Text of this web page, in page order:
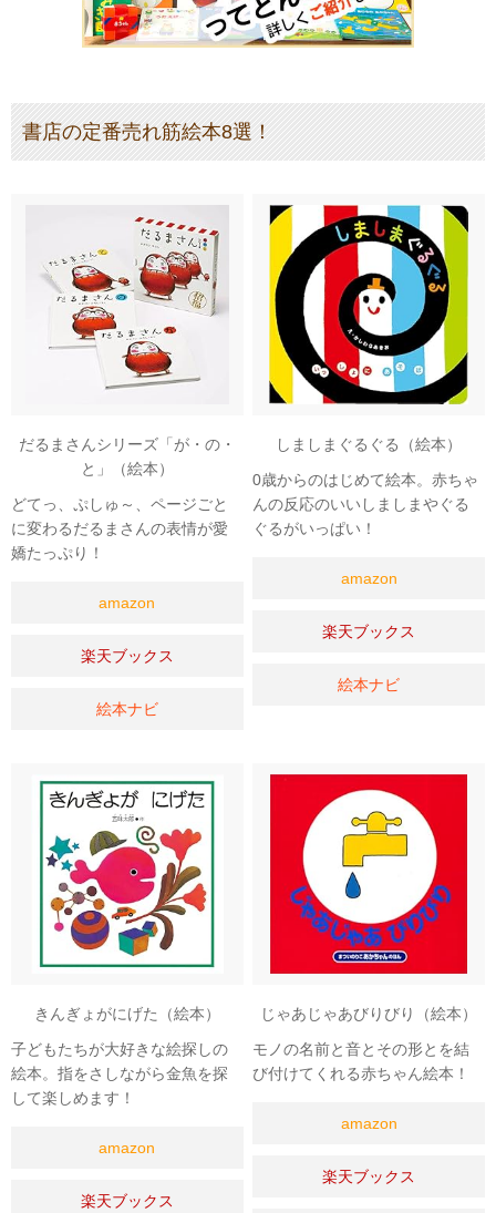
書店の定番売れ筋絵本8選！
だるまさんシリーズ「が・の・
と」（絵本）
どてっ、ぷしゅ～、ページごと
に変わるだるまさんの表情が愛
嬌たっぷり！
amazon
楽天ブックス
絵本ナビ
しましまぐるぐる（絵本）
0歳からのはじめて絵本。赤ちゃ
んの反応のいいしましまやぐる
ぐるがいっぱい！
amazon
楽天ブックス
絵本ナビ
きんぎょがにげた（絵本）
子どもたちが大好きな絵探しの
絵本。指をさしながら金魚を探
して楽しめます！
amazon
楽天ブックス
じゃあじゃあびりびり（絵本）
モノの名前と音とその形とを結
び付けてくれる赤ちゃん絵本！
amazon
楽天ブックス